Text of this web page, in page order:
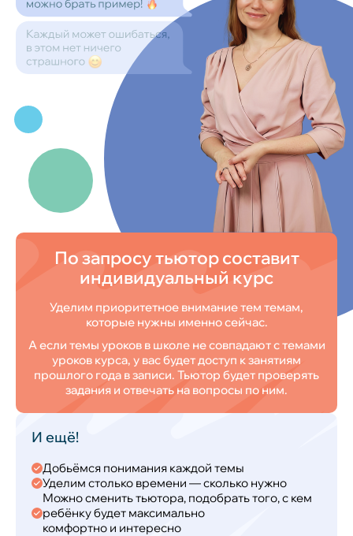
По запросу тьютор составит
индивидуальный курс
Уделим приоритетное внимание тем темам,
которые нужны именно сейчас.
А если темы уроков в школе не совпадают с темами
уроков курса, у вас будет доступ к занятиям
прошлого года в записи. Тьютор будет проверять
задания и отвечать на вопросы по ним.
И ещё!
Добьёмся понимания каждой темы
Уделим столько времени — сколько нужно
Можно сменить тьютора, подобрать того, с кем
ребёнку будет максимально
комфортно и интересно